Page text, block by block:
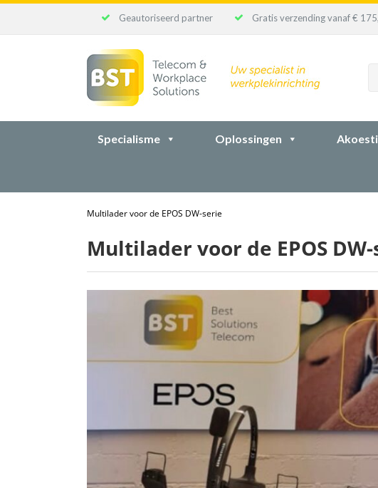
Geautoriseerd partner Gratis verzending vanaf €
Specialisme Oplossingen
Multilader voor de EPOS DW-serie
Multilader voor de EPOS